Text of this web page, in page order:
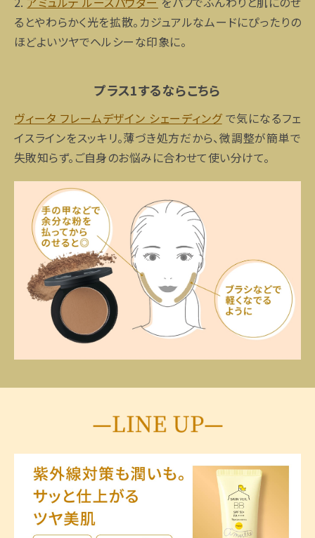
るとやわらかく光を拡散。カジュアルなムードにぴったりの
ほどよいツヤでヘルシーな印象に。
プラス1するならこちら
ヴィータ フレームデザイン シェーディングで気になるフェ
イスラインをスッキリ。薄づき処方だから、微調整が簡単で
失敗知らず。ご自身のお悩みに合わせて使い分けて。